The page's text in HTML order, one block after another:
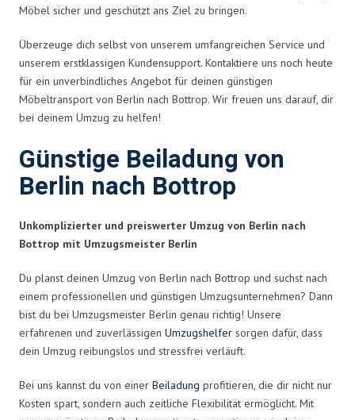
Möbel sicher und geschützt ans Ziel zu bringen.
Überzeuge dich selbst von unserem umfangreichen Service und
unserem erstklassigen Kundensupport. Kontaktiere uns noch heute
für ein unverbindliches Angebot für deinen günstigen
Möbeltransport von Berlin nach Bottrop. Wir freuen uns darauf, dir
bei deinem Umzug zu helfen!
Günstige Beiladung von
Berlin nach Bottrop
Unkomplizierter und preiswerter Umzug von Berlin nach
Bottrop mit Umzugsmeister Berlin
Du planst deinen Umzug von Berlin nach Bottrop und suchst nach
einem professionellen und günstigen Umzugsunternehmen? Dann
bist du bei Umzugsmeister Berlin genau richtig! Unsere
erfahrenen und zuverlässigen Umzugshelfer sorgen dafür, dass
dein Umzug reibungslos und stressfrei verläuft.
Bei uns kannst du von einer Beiladung profitieren, die dir nicht nur
Kosten spart, sondern auch zeitliche Flexibilität ermöglicht. Mit